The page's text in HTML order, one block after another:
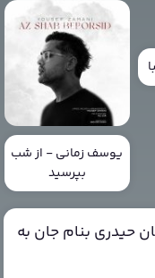
یوسف زمانی - از شب
بپرسید
حیدری بنام جان به